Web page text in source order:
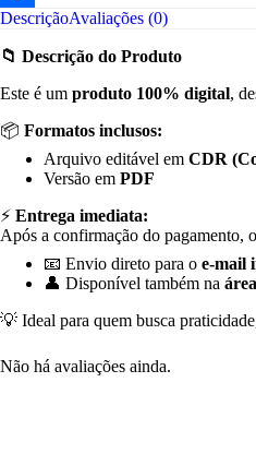
Share
DescriçãoAvaliações (0)
📁 Descrição do Produto
Este é um produto 100% digital,
📦 Formatos inclusos:
Arquivo editável em CDR
Versão em PDF
⚡ Entrega imediata:
Após a confirmação do pagamento,
📧 Envio direto para o e-mail
👤 Disponível também na
💡 Ideal para quem busca
Não há avaliações ainda.